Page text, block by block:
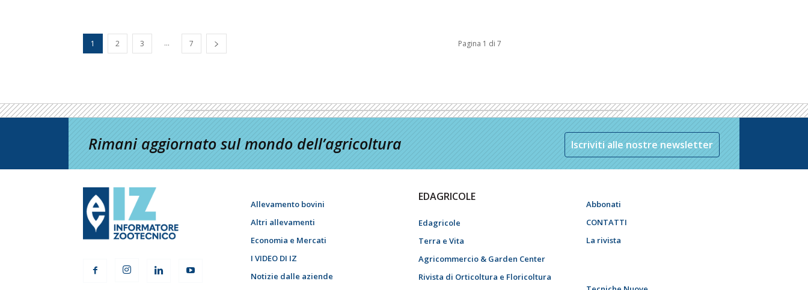
1 2 3 ... 7 Pagina 1 di 7
Rimani aggiornato sul mondo dell’agricoltura Iscriviti alle nostre newsletter
Allevamento bovini
Altri allevamenti
Economia e Mercati
I VIDEO DI IZ
Notizie dalle aziende
EDAGRICOLE
Edagricole
Terra e Vita
Agricommercio & Garden Center
Rivista di Orticoltura e Floricoltura
Abbonati
CONTATTI
La rivista